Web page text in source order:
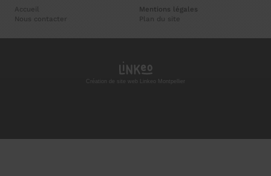
Accueil
Nous contacter
Mentions légales
Plan du site
Création de site web Linkeo Montpellier